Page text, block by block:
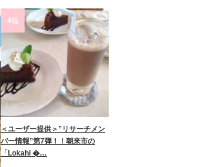
4位
＜ユーザー提供＞”リサーチメン
バー情報”第7弾！！朝来市の
「Lokahi �…